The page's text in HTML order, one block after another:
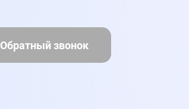
Обратный звонок